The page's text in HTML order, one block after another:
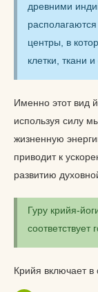
древними
центры, в
клетки, ткани
Именно этот вид
используя силу
жизненную
приводит к
развитию
Гуру крийя-
соответствует
Крийя включает в